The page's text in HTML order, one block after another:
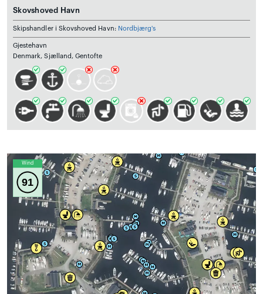
Skovshoved Havn
Skipshandler i Skovshoved Havn: Nordbjærg's
Gjestehavn
Denmark, Sjælland, Gentofte
Wind
91